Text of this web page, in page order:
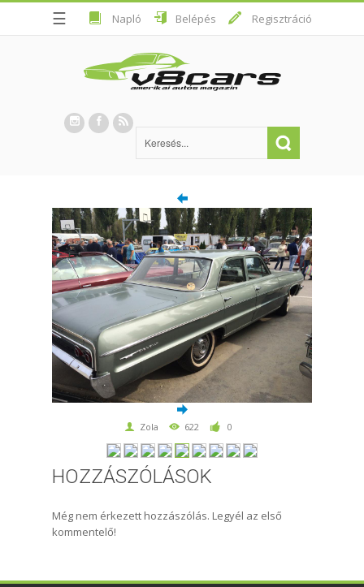
☰ Napló Belépés Regisztráció
Zola 622 0
HOZZÁSZÓLÁSOK
Még nem érkezett hozzászólás. Legyél az első
kommentelő!